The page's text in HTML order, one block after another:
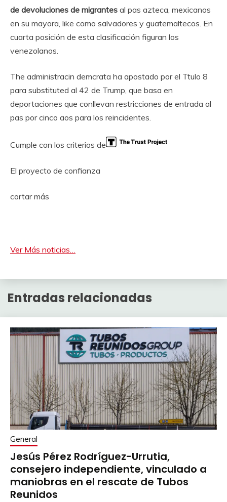
de devoluciones de migrantes al pas azteca, mexicanos
en su mayora, like como salvadores y guatemaltecos. En
cuarta posición de esta clasificación figuran los
venezolanos.
The administracin demcrata ha apostado por el Ttulo 8
para substituted al 42 de Trump, que basa en
deportaciones que conllevan restricciones de entrada al
pas por cinco aos para los reincidentes.
Cumple con los criterios de
El proyecto de confianza
cortar más
Ver Más noticias…
Entradas relacionadas
General
Jesús Pérez Rodríguez-Urrutia,
consejero independiente, vinculado a
maniobras en el rescate de Tubos
Reunidos